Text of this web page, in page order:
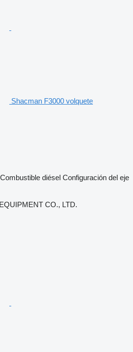
Shacman F3000 volquete
Combustible diésel Configuración del eje
CO., LTD.